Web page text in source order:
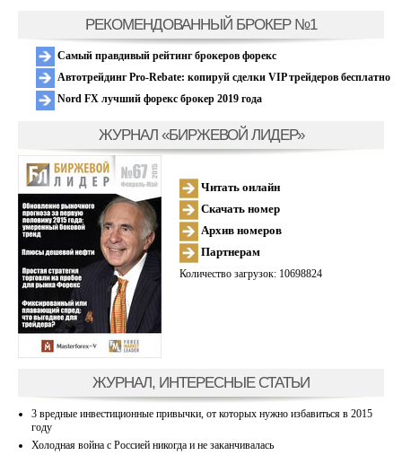
РЕКОМЕНДОВАННЫЙ БРОКЕР №1
Самый правдивый рейтинг брокеров форекс
Автотрейдинг Pro-Rebate: копируй сделки VIP трейдеров бесплатно
Nord FX лучший форекс брокер 2019 года
ЖУРНАЛ «БИРЖЕВОЙ ЛИДЕР»
Читать онлайн
Скачать номер
Архив номеров
Партнерам
Количество загрузок: 10698824
ЖУРНАЛ, ИНТЕРЕСНЫЕ СТАТЬИ
3 вредные инвестиционные привычки, от которых нужно избавиться в 2015
году
Холодная война с Россией никогда и не заканчивалась